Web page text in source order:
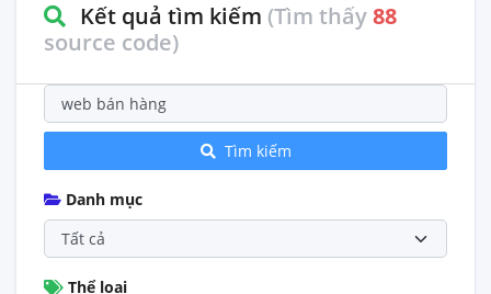
Kết quả tìm kiếm (Tìm thấy88
source code)
Tìm kiếm
Danh mục
Thể loại